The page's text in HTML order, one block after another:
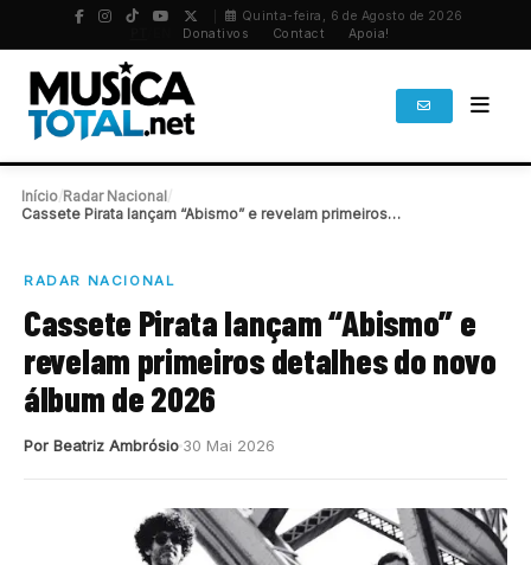
Quinta-feira, 6 de Agosto de 2026
Donativos Contact Apoia!
Início Radar Nacional
Cassete Pirata lançam “Abismo” e revelam primeiros detalhes…
RADAR NACIONAL
Cassete Pirata lançam “Abismo” e
revelam primeiros detalhes do novo
álbum de 2026
Por Beatriz Ambrósio 30 Mai 2026